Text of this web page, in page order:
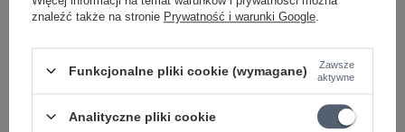
Może potrzebujesz tego do gitary
Złączka do efektów gitarowych KLOTZ PP-
znaleźć także na stronie Prywatność i warunki Google
Funkcjonalne pliki cookie (wymagane)
Zawsze
aktywne
Analityczne pliki cookie